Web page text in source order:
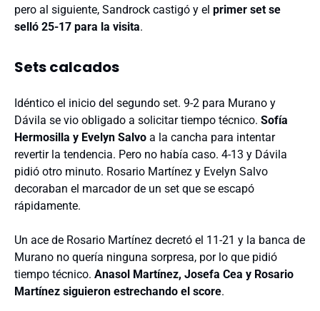
pero al siguiente, Sandrock castigó y el primer set se
selló 25-17 para la visita.
Sets calcados
Idéntico el inicio del segundo set. 9-2 para Murano y
Dávila se vio obligado a solicitar tiempo técnico. Sofía
Hermosilla y Evelyn Salvo a la cancha para intentar
revertir la tendencia. Pero no había caso. 4-13 y Dávila
pidió otro minuto. Rosario Martínez y Evelyn Salvo
decoraban el marcador de un set que se escapó
rápidamente.
Un ace de Rosario Martínez decretó el 11-21 y la banca de
Murano no quería ninguna sorpresa, por lo que pidió
tiempo técnico. Anasol Martínez, Josefa Cea y Rosario
Martínez siguieron estrechando el score.